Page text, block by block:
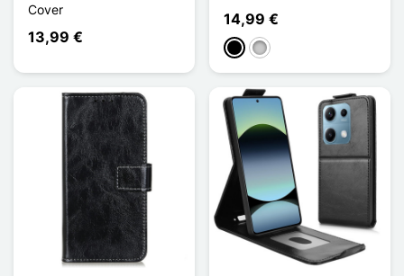
Cover
13,99 €
14,99 €
SchwarzTransparent